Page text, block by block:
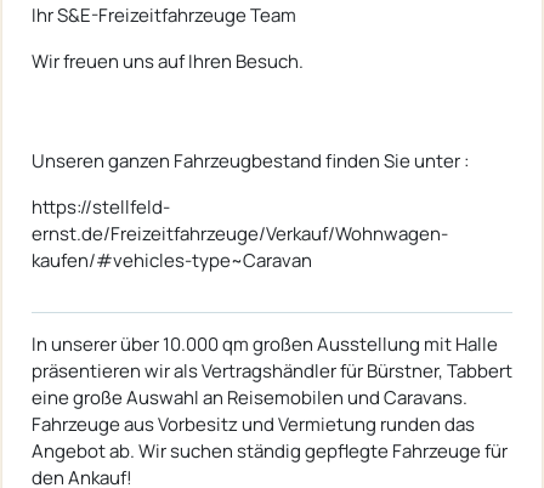
Ihr S&E-Freizeitfahrzeuge Team
Wir freuen uns auf Ihren Besuch.
Unseren ganzen Fahrzeugbestand finden Sie unter :
https://stellfeld-
ernst.de/Freizeitfahrzeuge/Verkauf/Wohnwagen-
kaufen/#vehicles-type~Caravan
In unserer über 10.000 qm großen Ausstellung mit Halle
präsentieren wir als Vertragshändler für Bürstner, Tabbert
eine große Auswahl an Reisemobilen und Caravans.
Fahrzeuge aus Vorbesitz und Vermietung runden das
Angebot ab. Wir suchen ständig gepflegte Fahrzeuge für
den Ankauf!